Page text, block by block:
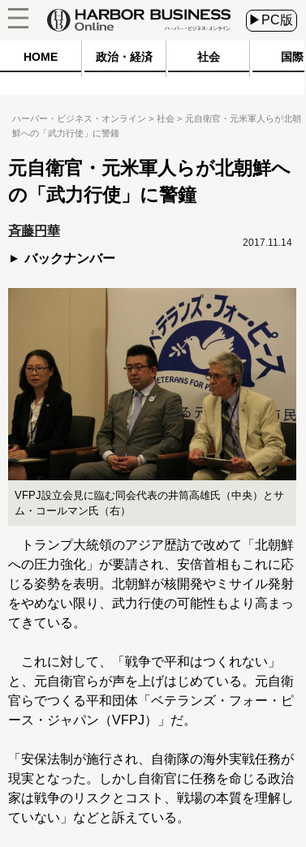
▶PC版
HOME 政治・経済 社会 国際
ハーバー・ビジネス・オンライン 社会
元自衛官・元米軍人らが北朝
鮮への「武力行使」に警鐘
元自衛官・元米軍人らが北朝鮮へ
の「武力行使」に警鐘
斉藤円華
バックナンバー
2017.11.14
VFPJ設立会見に臨む同会代表の井筒高雄氏（中央）とサ
ム・コールマン氏（右）
トランプ大統領のアジア歴訪で改めて「北朝鮮
への圧力強化」が要請され、安倍首相もこれに応
じる姿勢を表明。北朝鮮が核開発やミサイル発射
をやめない限り、武力行使の可能性もより高まっ
てきている。
これに対して、「戦争で平和はつくれない」
と、元自衛官らが声を上げはじめている。元自衛
官らでつくる平和団体「ベテランズ・フォー・ピ
ース・ジャパン（VFPJ）」だ。
「安保法制が施行され、自衛隊の海外実戦任務が
現実となった。しかし自衛官に任務を命じる政治
家は戦争のリスクとコスト、戦場の本質を理解し
ていない」などと訴えている。